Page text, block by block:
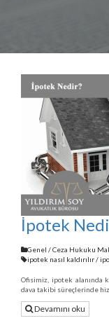
İpotek
Genel /Ceza Hukuku
ipotek nasıl kaldırılır/
Ofisimiz, ipotek alanında
dava takibi süreçlerinde
Devamını oku